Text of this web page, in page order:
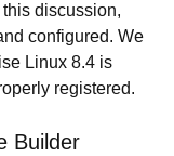
discussion,
configured. We
Linux 8.4 is
registered.
Builder